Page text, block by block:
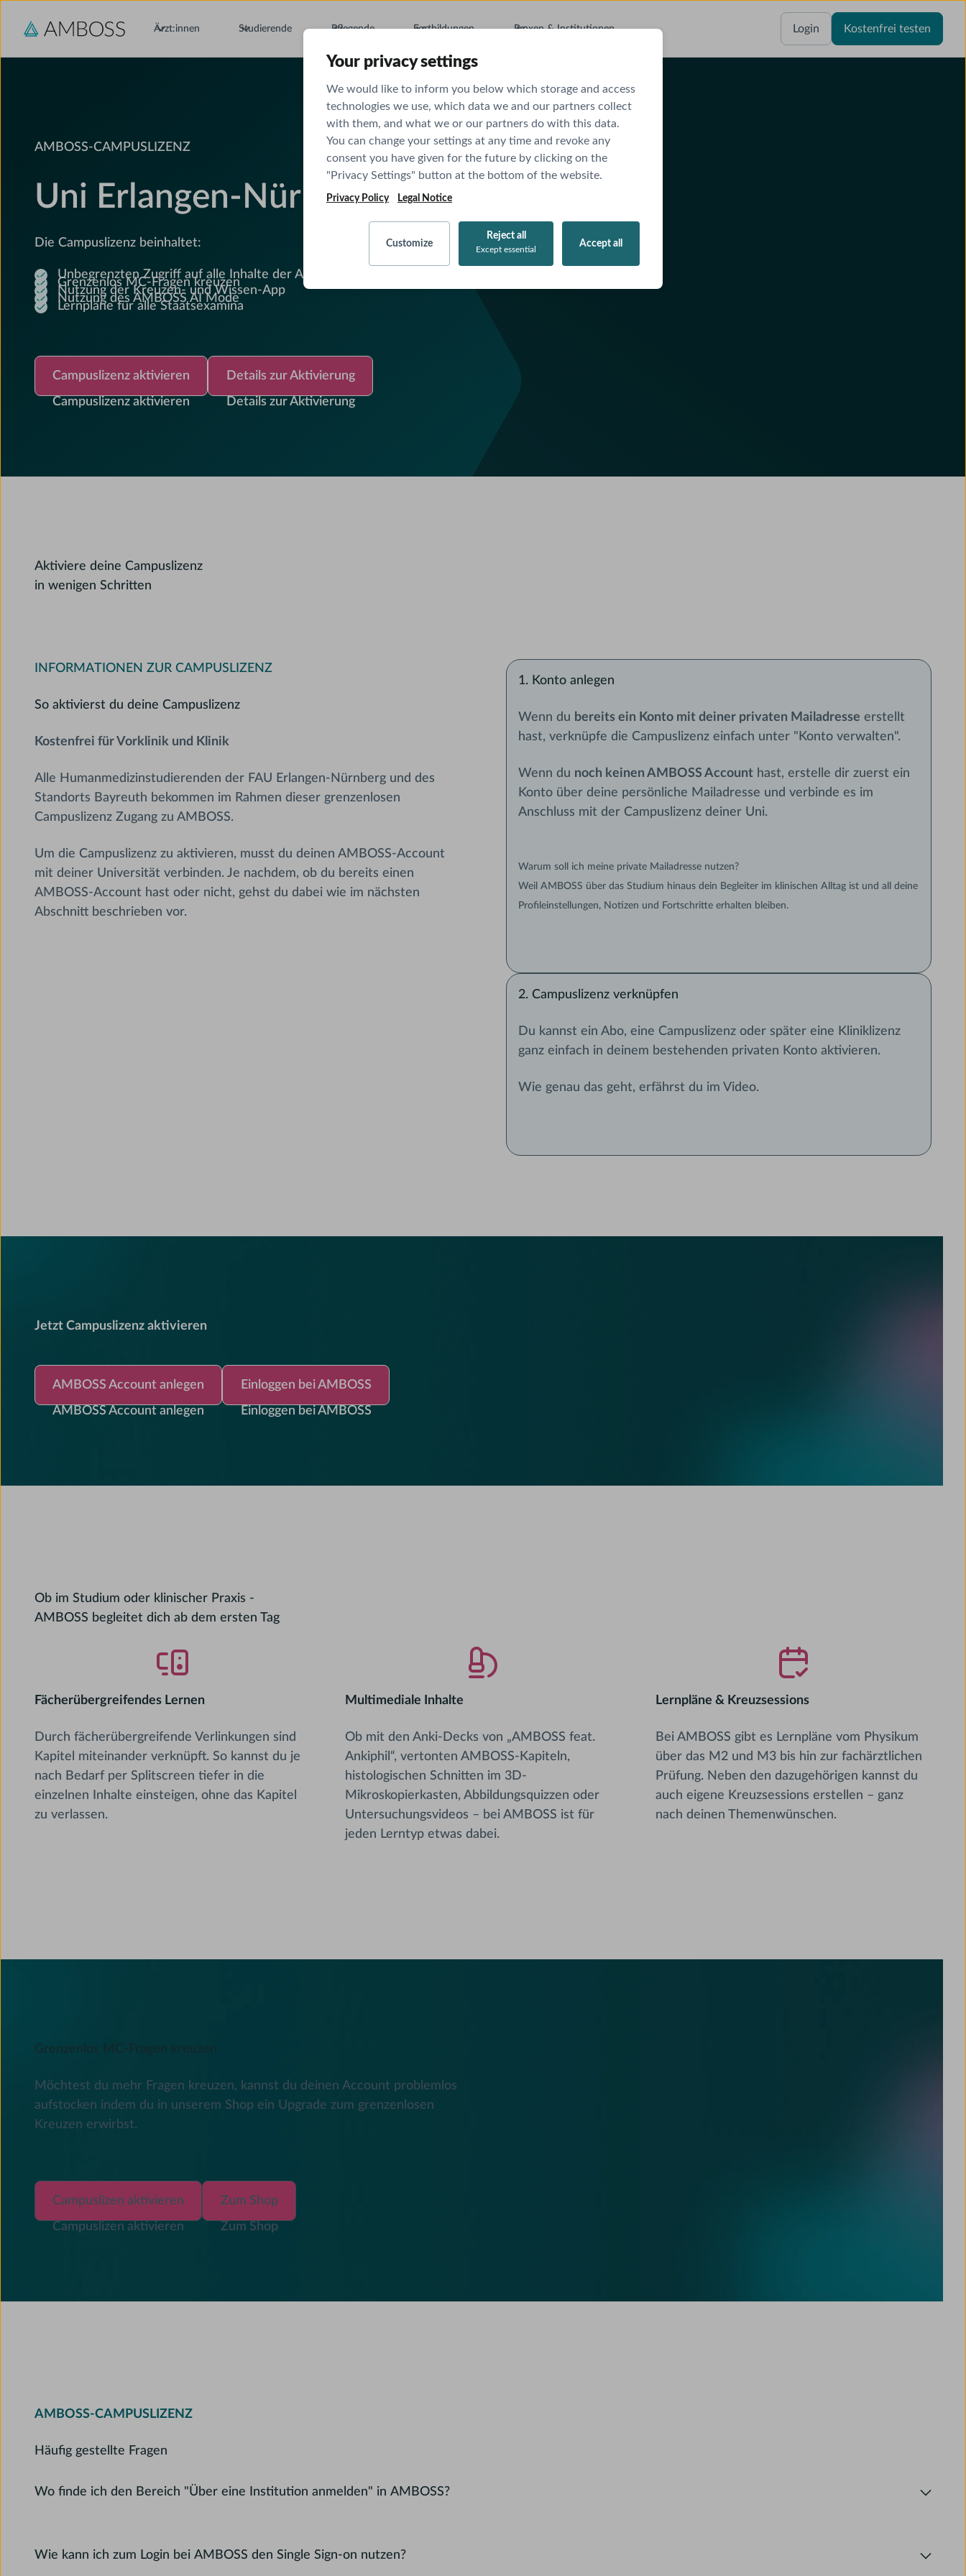
Your privacy settings
We would like to inform you below which storage and access
technologies we use, which data we and our partners collect
with them, and what we or our partners do with this data.
You can change your settings at any time and revoke any
consent you have given for the future by clicking on the
"Privacy Settings" button at the bottom of the website.
Privacy Policy Legal Notice
Customize
Reject all
Except essential
Accept all
Ärzt:innen Studierende Pflegende Fortbildungen Praxen & Institutionen Login Kostenfrei testen
AMBOSS-CAMPUSLIZENZ
Uni Erlangen-Nürnberg
Die Campuslizenz beinhaltet:
Unbegrenzten Zugriff auf alle Inhalte der AMBOSS-Bibliothek
Grenzenlos MC-Fragen kreuzen
Nutzung der Kreuzen- und Wissen-App
Nutzung des AMBOSS AI Mode
Lernpläne für alle Staatsexamina
Campuslizenz aktivieren
Campuslizenz aktivieren
Campuslizenz aktivieren
Details zur Aktivierung
Details zur Aktivierung
Details zur Aktivierung
Aktiviere deine Campuslizenz
in wenigen Schritten
INFORMATIONEN ZUR CAMPUSLIZENZ
So aktivierst du deine Campuslizenz
Kostenfrei für Vorklinik und Klinik
Alle Humanmedizinstudierenden der FAU Erlangen-Nürnberg und des
Standorts Bayreuth bekommen im Rahmen dieser grenzenlosen
Campuslizenz Zugang zu AMBOSS.
Um die Campuslizenz zu aktivieren, musst du deinen AMBOSS-Account
mit deiner Universität verbinden. Je nachdem, ob du bereits einen
AMBOSS-Account hast oder nicht, gehst du dabei wie im nächsten
Abschnitt beschrieben vor.
1. Konto anlegen
Wenn du bereits ein Konto mit deiner privaten Mailadresse erstellt
hast, verknüpfe die Campuslizenz einfach unter "Konto verwalten".
Wenn du noch keinen AMBOSS Account hast, erstelle dir zuerst ein
Konto über deine persönliche Mailadresse und verbinde es im
Anschluss mit der Campuslizenz deiner Uni.
Warum soll ich meine private Mailadresse nutzen?
Weil AMBOSS über das Studium hinaus dein Begleiter im klinischen Alltag ist und all deine
Profileinstellungen, Notizen und Fortschritte erhalten bleiben.
2. Campuslizenz verknüpfen
Du kannst ein Abo, eine Campuslizenz oder später eine Kliniklizenz
ganz einfach in deinem bestehenden privaten Konto aktivieren.
Wie genau das geht, erfährst du im Video.
Jetzt Campuslizenz aktivieren
AMBOSS Account anlegen
AMBOSS Account anlegen
Einloggen bei AMBOSS
Einloggen bei AMBOSS
Ob im Studium oder klinischer Praxis -
AMBOSS begleitet dich ab dem ersten Tag
Fächerübergreifendes Lernen
Durch fächerübergreifende Verlinkungen sind
Kapitel miteinander verknüpft. So kannst du je
nach Bedarf per Splitscreen tiefer in die
einzelnen Inhalte einsteigen, ohne das Kapitel
zu verlassen.
Multimediale Inhalte
Ob mit den Anki-Decks von „AMBOSS feat.
Ankiphil“, vertonten AMBOSS-Kapiteln,
histologischen Schnitten im 3D-
Mikroskopierkasten, Abbildungsquizzen oder
Untersuchungsvideos – bei AMBOSS ist für
jeden Lerntyp etwas dabei.
Lernpläne & Kreuzsessions
Bei AMBOSS gibt es Lernpläne vom Physikum
über das M2 und M3 bis hin zur fachärztlichen
Prüfung. Neben den dazugehörigen kannst du
auch eigene Kreuzsessions erstellen – ganz
nach deinen Themenwünschen.
Grenzenlos MC-Fragen kreuzen
Möchtest du mehr Fragen kreuzen, kannst du deinen Account problemlos
aufstocken indem du in unserem Shop ein Upgrade zum grenzenlosen
Kreuzen erwirbst.
Campuslizen aktivieren
Campuslizen aktivieren
Zum Shop
Zum Shop
AMBOSS-CAMPUSLIZENZ
Häufig gestellte Fragen
Wo finde ich den Bereich "Über eine Institution anmelden" in AMBOSS?
Wie kann ich zum Login bei AMBOSS den Single Sign-on nutzen?